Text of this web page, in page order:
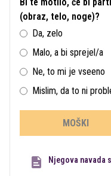
(obraz, telo, noge)?
Da, zelo
Malo, a bi sprejel/a
Ne, to mi je vseeno
Mislim, da to ni
MOŠKI
Njegova navada